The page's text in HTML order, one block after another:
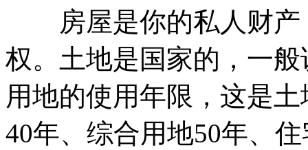
房屋是你的私人财产
权。土地是国家的，一
用地的使用年限，这是
40年、综合用地50年、